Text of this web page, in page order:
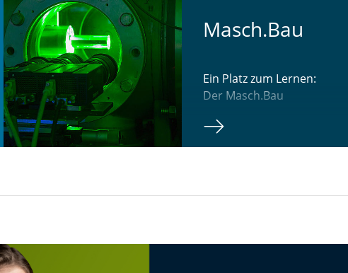
Masch.​Bau
Ein Platz zum Lernen:
Der Masch.Bau